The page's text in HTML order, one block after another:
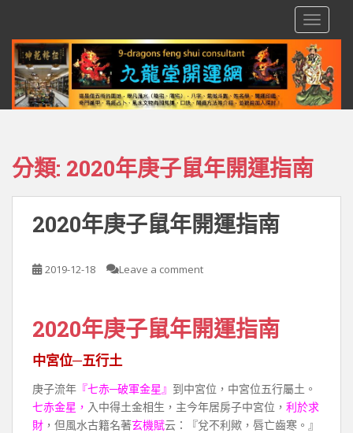
分類: 2020年庚子鼠年開運指南
2020年庚子鼠年開運指南
2019-12-18 Leave a comment
2020年庚子鼠年開運指南
中宮位─五行土
庚子流年 『七赤─破軍金星』 到中宮位，中宮位五行屬土。
七赤金星， 入中得土金相生，主今年居房子中宮位， 利於求
財 ，但風水古籍名著玄機賦云：『兌不利歟，唇亡齒寒。』